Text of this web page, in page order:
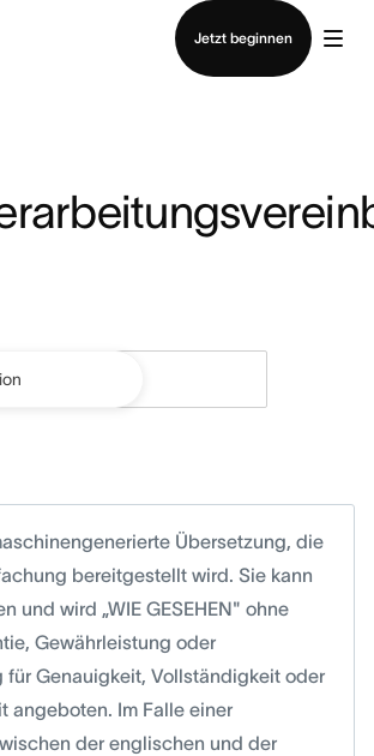
Jetzt beginnen
Vertrieb kontaktieren
Übersetzung, die
bereitgestellt wird. Sie kann
und wird „WIE GESEHEN" ohne
Gewährleistung oder
für Genauigkeit, Vollständigkeit oder
angeboten. Im Falle einer
der englischen und der